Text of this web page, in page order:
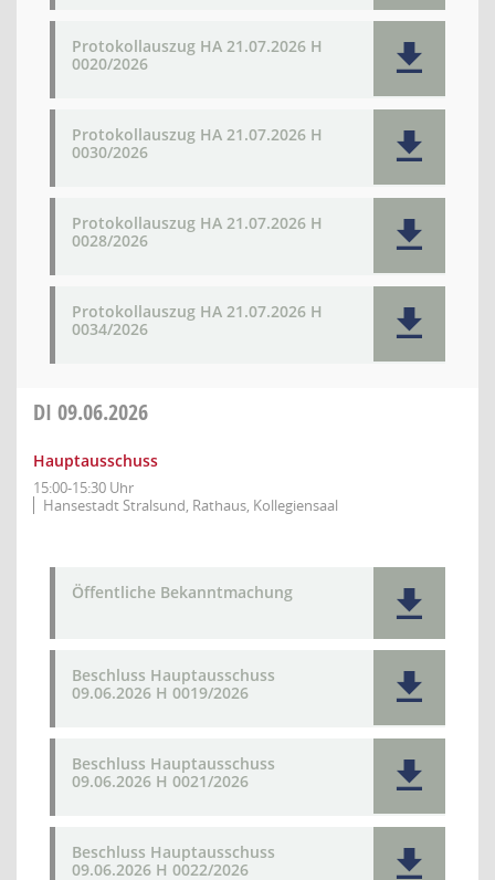
Protokollauszug HA 21.07.2026 H
0020/2026
Protokollauszug HA 21.07.2026 H
0030/2026
Protokollauszug HA 21.07.2026 H
0028/2026
Protokollauszug HA 21.07.2026 H
0034/2026
DI 09.06.2026
Hauptausschuss
15:00-15:30 Uhr
Hansestadt Stralsund, Rathaus, Kollegiensaal
Öffentliche Bekanntmachung
Beschluss Hauptausschuss
09.06.2026 H 0019/2026
Beschluss Hauptausschuss
09.06.2026 H 0021/2026
Beschluss Hauptausschuss
09.06.2026 H 0022/2026